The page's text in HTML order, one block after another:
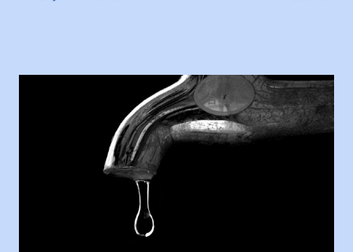
Nesrin’in Hikayesi’ne başlıyorum… 1964 Adana Yüzme
havuzunun kenarında 7 yaşında kara kuru bir kız çocuğu
duruyor. Havuzun içinde Adana Demirspor Kulübü
yüzücüleri. Erkekler çoğunlukta. Küçük kız etrafına bakıyor.
Sadece 4 kız çocuğu var. Nesrin, Adana Demirspor’un 4
kızından biri oluyor o gün…Giriyor havuza. 1973 – 1975
Adana Nesrin, 16 yaşında. Yüzüyor. 7 yaşında girdiği